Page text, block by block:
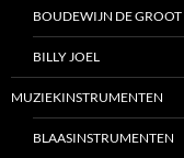
BOUDEWIJN DE GROOT
BILLY JOEL
MUZIEKINSTRUMENTEN
BLAASINSTRUMENTEN